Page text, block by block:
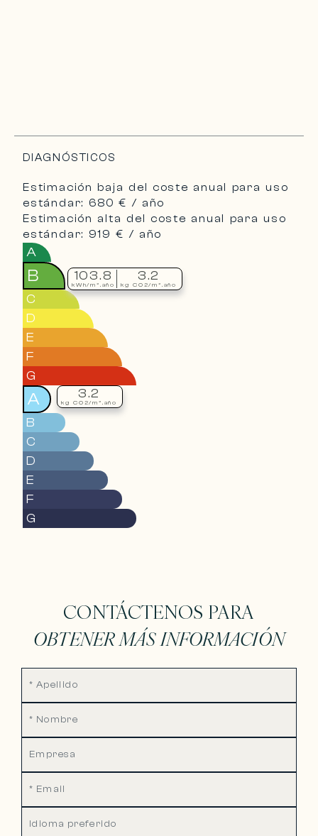
DIAGNÓSTICOS
Estimación baja del coste anual para uso
estándar: 680 € / año
Estimación alta del coste anual para uso
estándar: 919 € / año
A
B
C
D
E
F
G
103.8
kWh/m².año
3.2
kg CO2/m².año
A
B
C
D
E
F
G
3.2
kg CO2/m².año
CONTÁCTENOS PARA
OBTENER MÁS INFORMACIÓN